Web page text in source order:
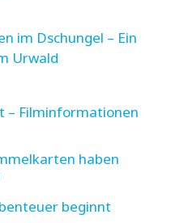
im Dschungel – Ein
Urwald
– Filminformationen
haben
beginnt